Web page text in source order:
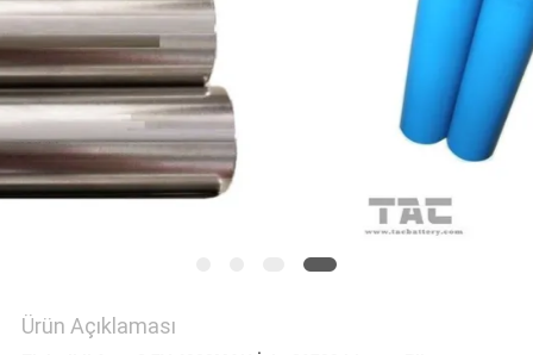
SITE
HARITASI
PRIVACY
POLICY
Ürün Açıklaması